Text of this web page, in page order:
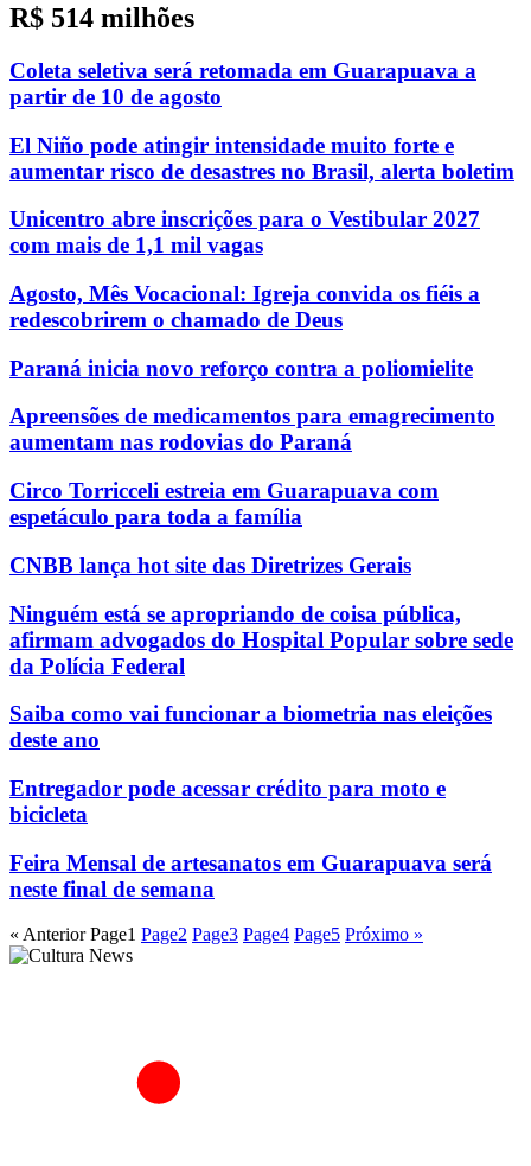
R$ 514 milhões
Coleta seletiva será retomada em Guarapuava a
partir de 10 de agosto
El Niño pode atingir intensidade muito forte e
aumentar risco de desastres no Brasil, alerta boletim
Unicentro abre inscrições para o Vestibular 2027
com mais de 1,1 mil vagas
Agosto, Mês Vocacional: Igreja convida os fiéis a
redescobrirem o chamado de Deus
Paraná inicia novo reforço contra a poliomielite
Apreensões de medicamentos para emagrecimento
aumentam nas rodovias do Paraná
Circo Torricceli estreia em Guarapuava com
espetáculo para toda a família
CNBB lança hot site das Diretrizes Gerais
Ninguém está se apropriando de coisa pública,
afirmam advogados do Hospital Popular sobre sede
da Polícia Federal
Saiba como vai funcionar a biometria nas eleições
deste ano
Entregador pode acessar crédito para moto e
bicicleta
Feira Mensal de artesanatos em Guarapuava será
neste final de semana
« Anterior Page1 Page2 Page3 Page4 Page5 Próximo »